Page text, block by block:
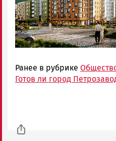
Ранее в рубрике
Готов ли город